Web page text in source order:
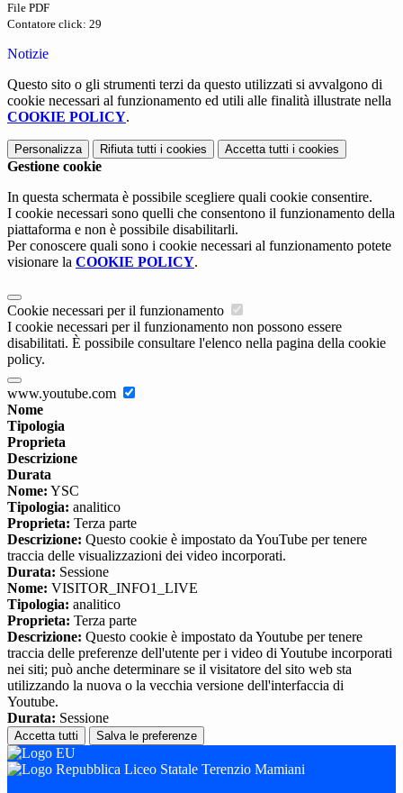
File PDF
Contatore click: 29
Notizie
Questo sito o gli strumenti terzi da questo utilizzati si avvalgono di
cookie necessari al funzionamento ed utili alle finalità illustrate nella
COOKIE POLICY.
Personalizza Rifiuta tutti i cookies Accetta tutti i cookies
Gestione cookie
In questa schermata è possibile scegliere quali cookie consentire.
I cookie necessari sono quelli che consentono il funzionamento della
piattaforma e non è possibile disabilitarli.
Per conoscere quali sono i cookie necessari al funzionamento potete
visionare la COOKIE POLICY.
Cookie necessari per il funzionamento
I cookie necessari per il funzionamento non possono essere
disabilitati. È possibile consultare l'elenco nella pagina della cookie
policy.
www.youtube.com
Nome
Tipologia
Proprieta
Descrizione
Durata
Nome: YSC
Tipologia: analitico
Proprieta: Terza parte
Descrizione: Questo cookie è impostato da YouTube per tenere
traccia delle visualizzazioni dei video incorporati.
Durata: Sessione
Nome: VISITOR_INFO1_LIVE
Tipologia: analitico
Proprieta: Terza parte
Descrizione: Questo cookie è impostato da Youtube per tenere
traccia delle preferenze dell'utente per i video di Youtube incorporati
nei siti; può anche determinare se il visitatore del sito web sta
utilizzando la nuova o la vecchia versione dell'interfaccia di
Youtube.
Durata: Sessione
Accetta tutti Salva le preferenze
Liceo Statale Terenzio Mamiani